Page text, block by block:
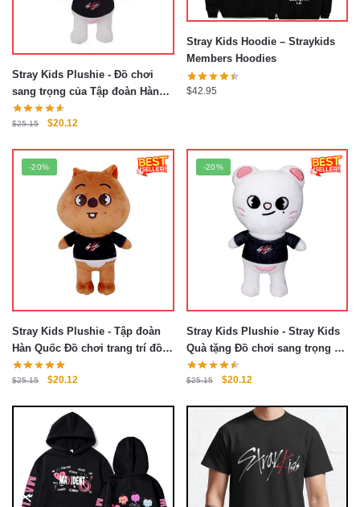
Stray Kids Plushie - Đồ chơi
sang trọng của Tập đoàn Hàn
Quốc Stray Kids Plushies
$25.15
Giá
là:
$25.15.
$20.12
tại
là:
$20.12.
Stray Kids Hoodie – Straykids
Members Hoodies
$42.95
-20%
Stray Kids Plushie - Tập đoàn
Hàn Quốc Đồ chơi trang trí đồ
chơi sang trọng Plushies
$25.15
Giá
là:
$25.15.
$20.12
tại
là:
$20.12.
-20%
Stray Kids Plushie - Stray Kids
Quà tặng Đồ chơi sang trọng Đồ
chơi trang trí đồ chơi
$25.15
Giá
là:
$25.15.
$20.12Giá
tại